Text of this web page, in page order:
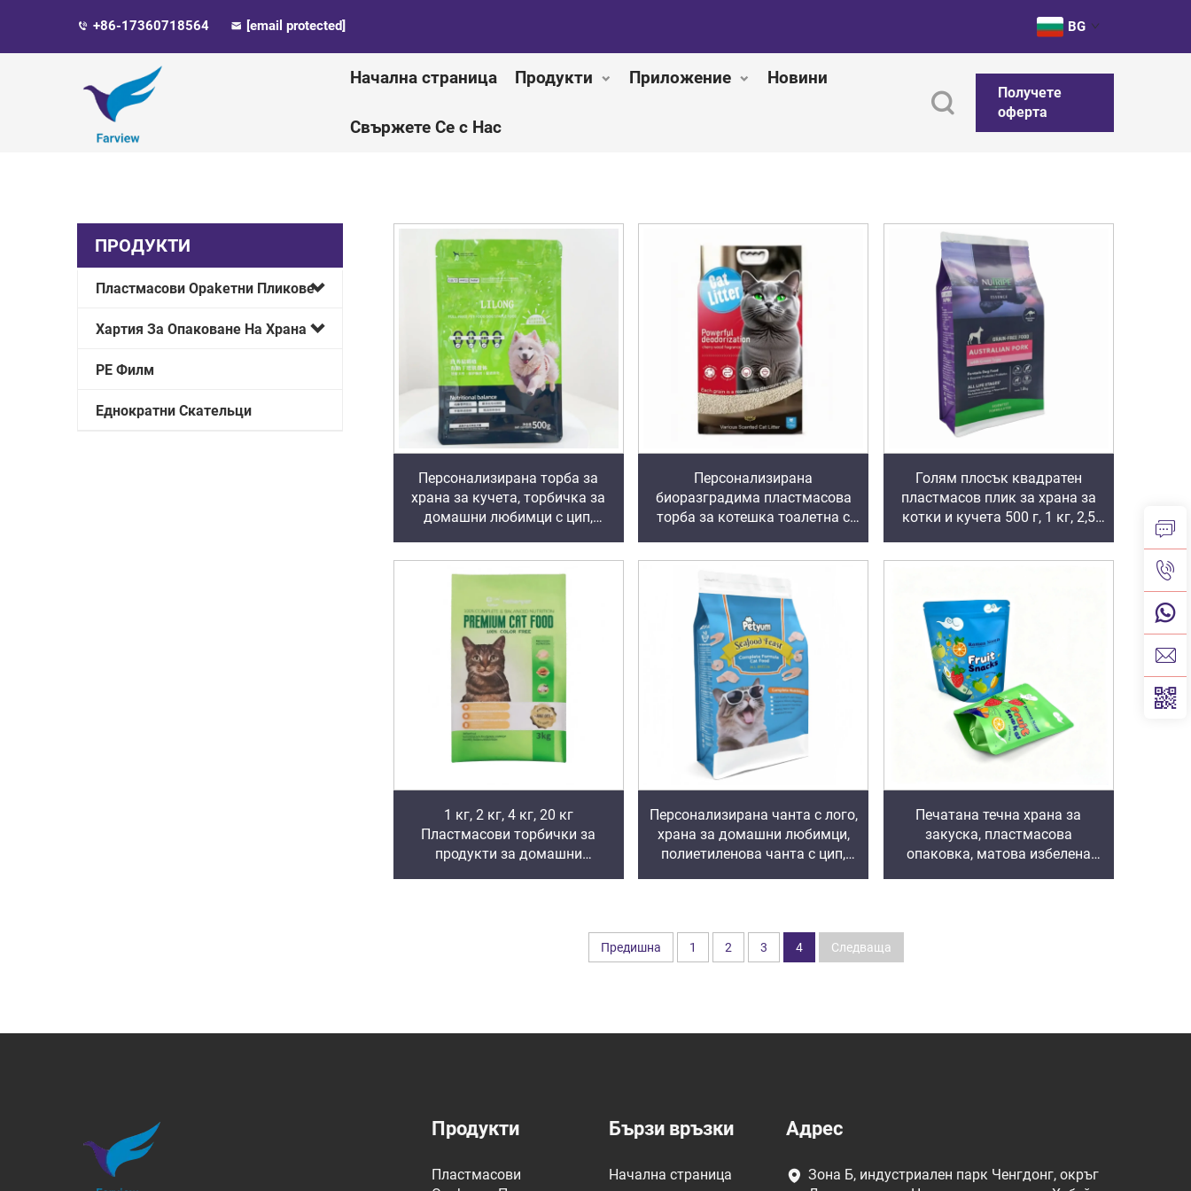
+86-17360718564 [email protected] BG
Начална страница Продукти Приложение Новини
Свържете Се с Нас
Получете
оферта
ПРОДУКТИ
Пластмасови Оpakетни Пликове
Хартия За Опаковане На Храна
PE Филм
Еднократни Скательци
Персонализирана торба за
храна за кучета, торбичка за
домашни любимци с цип,
топло запечатващи се
торбички за кучета с прозорец
Персонализирана
биоразградима пластмасова
торба за котешка тоалетна с
дръжка
Голям плосък квадратен
пластмасов плик за храна за
котки и кучета 500 г, 1 кг, 2,5
1 кг, 2 кг, 4 кг, 20 кг
Пластмасови торбички за
продукти за домашни
Персонализирана чанта с лого,
храна за домашни любимци,
полиетиленова чанта с цип,
Печатана течна храна за
закуска, пластмасова
опаковка, матова избелена
Предишна 1 2 3 4 Следваща
Продукти
Пластмасови
Бързи връзки
Начална страница
Адрес
Зона Б, индустриален парк Ченгдонг, окръг